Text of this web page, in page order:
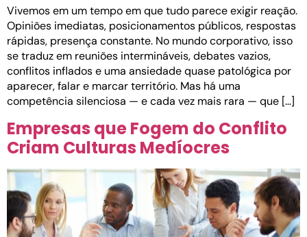
Vivemos em um tempo em que tudo parece exigir reação.
Opiniões imediatas, posicionamentos públicos, respostas
rápidas, presença constante. No mundo corporativo, isso
se traduz em reuniões intermináveis, debates vazios,
conflitos inflados e uma ansiedade quase patológica por
aparecer, falar e marcar território. Mas há uma
competência silenciosa — e cada vez mais rara — que […]
Empresas que Fogem do Conflito
Criam Culturas Medíocres